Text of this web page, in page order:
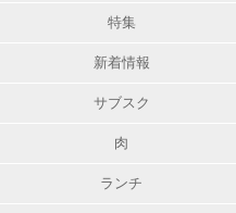
特集
新着情報
サブスク
肉
ランチ